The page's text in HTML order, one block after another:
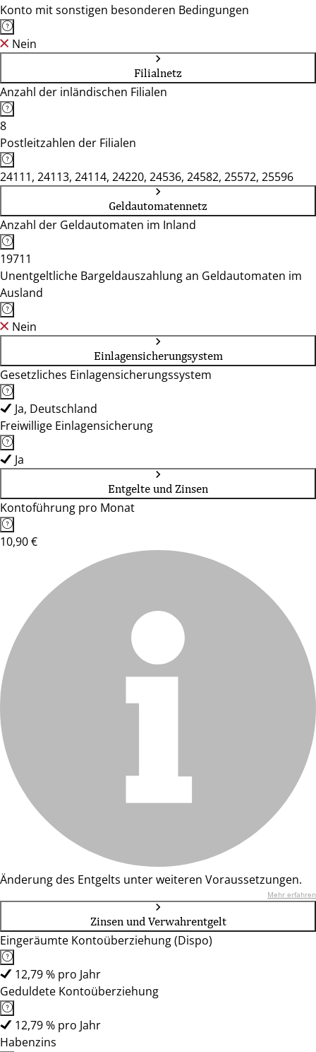
Konto mit sonstigen besonderen Bedingungen
Nein
Filialnetz
Anzahl der inländischen Filialen
8
Postleitzahlen der Filialen
24111, 24113, 24114, 24220, 24536, 24582, 25572, 25596
Geldautomatennetz
Anzahl der Geldautomaten im Inland
19711
Unentgeltliche Bargeldauszahlung an Geldautomaten im
Ausland
Nein
Einlagensicherungsystem
Gesetzliches Einlagensicherungssystem
Ja, Deutschland
Freiwillige Einlagensicherung
Ja
Entgelte und Zinsen
Kontoführung pro Monat
10,90 €
Änderung des Entgelts unter weiteren Voraussetzungen.
Mehr erfahren
Zinsen und Verwahrentgelt
Eingeräumte Kontoüberziehung (Dispo)
12,79 % pro Jahr
Geduldete Kontoüberziehung
12,79 % pro Jahr
Habenzins